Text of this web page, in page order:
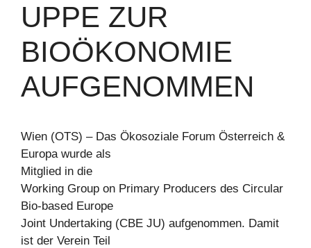
UPPE ZUR
BIOÖKONOMIE
AUFGENOMMEN
Wien (OTS) – Das Ökosoziale Forum Österreich &
Europa wurde als
Mitglied in die
Working Group on Primary Producers des Circular
Bio-based Europe
Joint Undertaking (CBE JU) aufgenommen. Damit
ist der Verein Teil